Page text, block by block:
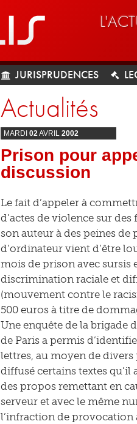
JURISPRUDENCES
Actualités
MARDI 02AVRIL 2002
Prison pour
discussion
Le fait d’appeler à
d’actes de violence sur
son auteur à des peines
d’ordinateur vient d’être
mois de prison avec sursis
discrimination raciale et
(mouvement contre le
500 euros à titre de
Une enquête de la brigade
de Paris a permis
lettres, au moyen de
diffusé certains textes
des propos remettant en
serveur et avec le même
l’infraction de provocation